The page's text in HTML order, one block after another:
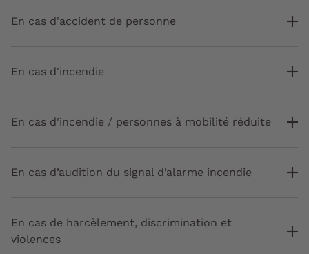
En cas d'accident de personne
En cas d'incendie
En cas d'incendie / personnes à mobilité réduite
En cas d’audition du signal d’alarme incendie
En cas de harcèlement, discrimination et
violences